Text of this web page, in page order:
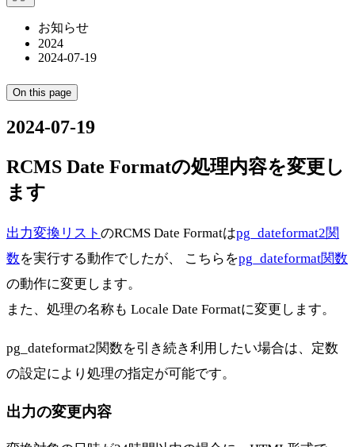
お知らせ
2024
2024-07-19
On this page
2024-07-19
RCMS Date Formatの処理内容を変更し
ます
出力変換リスト のRCMS Date Formatはpg_dateformat2関
数を実行する動作でしたが、 こちらをpg_dateformat関数
の動作に変更します。
また、処理の名称も Locale Date Formatに変更します。
pg_dateformat2関数を引き続き利用したい場合は、定数
の設定により処理の指定が可能です。
出力の変更内容